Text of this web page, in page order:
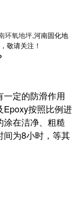
环氧地坪,河南固化地
敬请关注！
定的防滑作用
Epoxy按照比例进
在洁净、粗糙
间为8小时，等其